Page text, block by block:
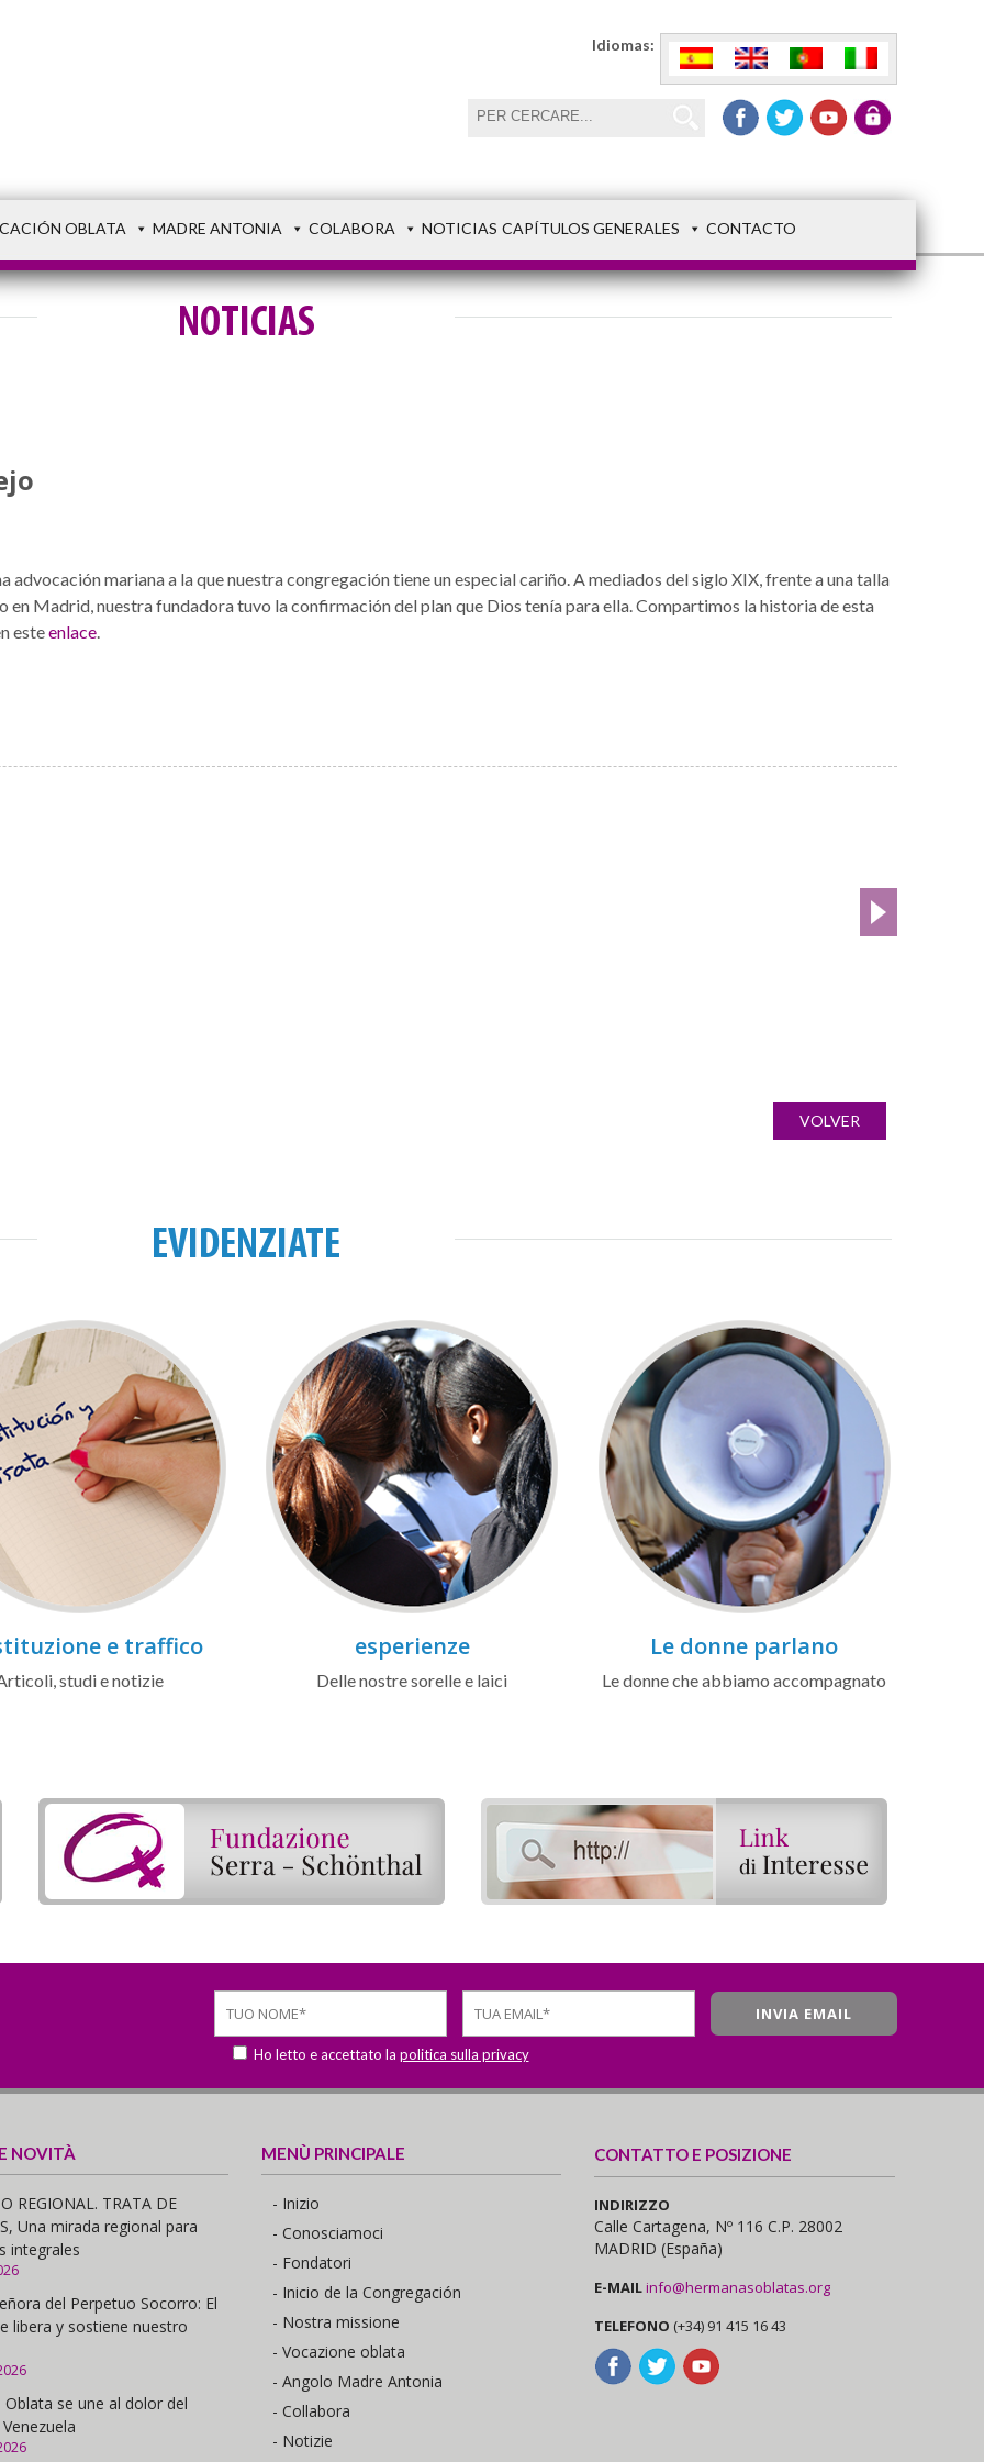
Idiomas:
OBLATA MADRE ANTONIA COLABORA NOTICIAS CAPÍTULOS GENERALES CONTACTO
NOTICIAS
advocación mariana a la que nuestra congregación tiene un especial cariño. A mediados del siglo XIX, frente a una talla
en Madrid, nuestra fundadora tuvo la confirmación del plan que Dios tenía para ella. Compartimos la historia de esta
esteenlace.
VOLVER
EVIDENZIATE
e traffico
studi e notizie
esperienze
Delle nostre sorelle e laici
Le donne parlano
Le donne che abbiamo accompagnato
Ho letto e accettato la politica sulla privacy
NOVITÀ
REGIONAL. TRATA DE
Una mirada regional para
integrales
del Perpetuo Socorro: El
libera y sostiene nuestro
Oblata se une al dolor del
MENÙ PRINCIPALE
- Inizio
- Conosciamoci
- Fondatori
- Inicio de la Congregación
- Nostra missione
- Vocazione oblata
- Angolo Madre Antonia
- Collabora
- Notizie
CONTATTO E POSIZIONE
INDIRIZZO
Calle Cartagena, Nº 116 C.P. 28002
MADRID (España)
E-MAILinfo@hermanasoblatas.org
TELEFONO (+34) 91 415 16 43